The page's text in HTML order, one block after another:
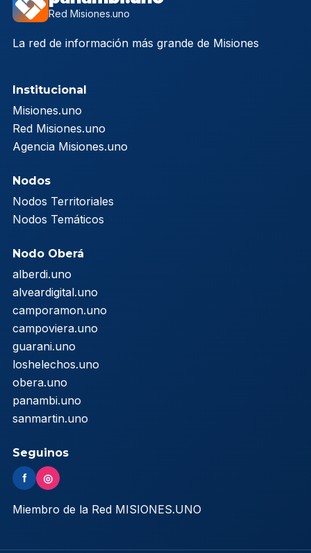
Red Misiones.uno
La red de información más grande de Misiones
Institucional
Misiones.uno
Red Misiones.uno
Agencia Misiones.uno
Nodos
Nodos Territoriales
Nodos Temáticos
Nodo Oberá
alberdi.uno
alveardigital.uno
camporamon.uno
campoviera.uno
guarani.uno
loshelechos.uno
obera.uno
panambi.uno
sanmartin.uno
Seguinos
f ◎
Miembro de la Red MISIONES.UNO